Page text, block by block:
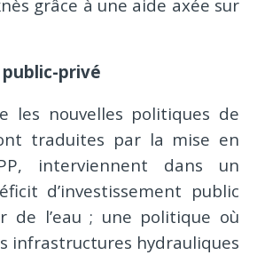
grâce à une aide axée sur
privé
les nouvelles politiques de
traduites par la mise en
interviennent dans un
d’investissement public
de l’eau ; une politique où
infrastructures hydrauliques